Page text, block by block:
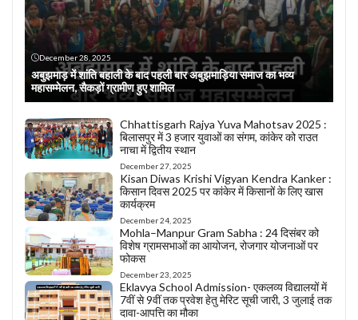
December 28, 2025
अबुझमाड़ में शांति बहाली के बाद पहली बार अबुझमाड़िया समाज का भव्य
महासम्मेलन, सैकड़ों ग्रामीण हुए शामिल
Chhattisgarh Rajya Yuva Mahotsav 2025 :
बिलासपुर में 3 हजार युवाओं का संगम, कांकेर को राउत
नाचा में द्वितीय स्थान
December 27, 2025
Kisan Diwas Krishi Vigyan Kendra Kanker :
किसान दिवस 2025 पर कांकेर में किसानों के लिए खास
कार्यक्रम
December 24, 2025
Mohla–Manpur Gram Sabha : 24 दिसंबर को
विशेष ग्रामसभाओं का आयोजन, रोजगार योजनाओं पर
फोकस
December 23, 2025
Eklavya School Admission- एकलव्य विद्यालयों में
7वीं से 9वीं तक प्रवेश हेतु मेरिट सूची जारी, 3 जुलाई तक
दावा-आपत्ति का मौका